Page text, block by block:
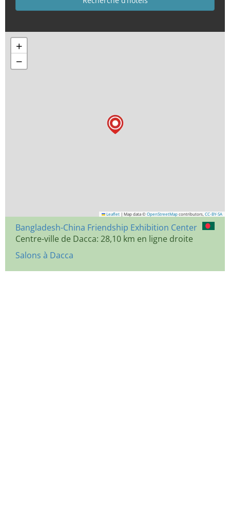
+
−
Leaflet | Map data © OpenStreetMap contributors, CC-BY-SA
Bangladesh-China Friendship Exhibition Center
Centre-ville de Dacca: 28,10 km en ligne droite
Salons à Dacca